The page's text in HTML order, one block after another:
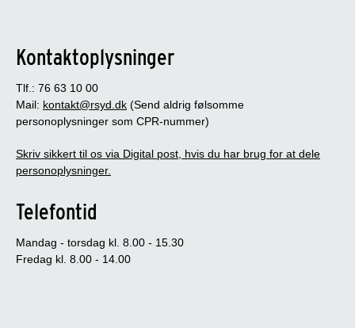
Kontaktoplysninger
Tlf.: 76 63 10 00
Mail: kontakt@rsyd.dk (Send aldrig følsomme
personoplysninger som CPR-nummer)
Skriv sikkert til os via Digital post, hvis du har brug for at dele
personoplysninger.
Telefontid
Mandag - torsdag kl. 8.00 - 15.30
Fredag kl. 8.00 - 14.00